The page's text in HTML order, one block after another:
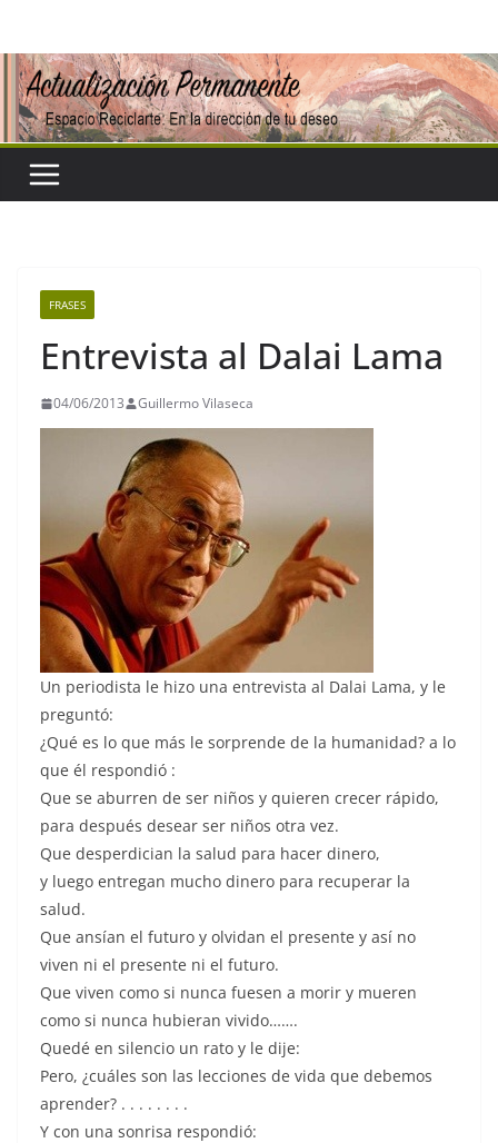
contenido
FRASES
Entrevista al Dalai Lama
04/06/2013 Guillermo Vilaseca
Un periodista le hizo una entrevista al Dalai Lama, y le
preguntó:
¿Qué es lo que más le sorprende de la humanidad? a lo
que él respondió :
Que se aburren de ser niños y quieren crecer rápido,
para después desear ser niños otra vez.
Que desperdician la salud para hacer dinero,
y luego entregan mucho dinero para recuperar la
salud.
Que ansían el futuro y olvidan el presente y así no
viven ni el presente ni el futuro.
Que viven como si nunca fuesen a morir y mueren
como si nunca hubieran vivido…….
Quedé en silencio un rato y le dije:
Pero, ¿cuáles son las lecciones de vida que debemos
aprender? . . . . . . . .
Y con una sonrisa respondió: